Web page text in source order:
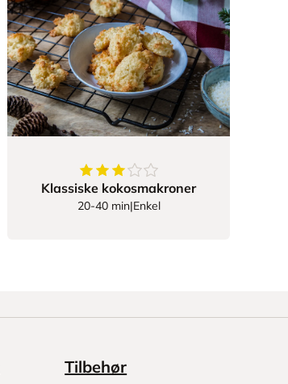
3.74av5stjerner
Klassiske kokosmakroner
20-40 min|Enkel
Tilbehør